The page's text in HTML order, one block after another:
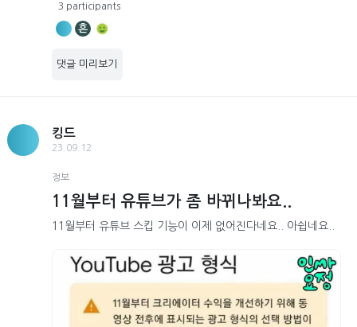
3 participants
흔
댓글 미리보기
킹드
23.09.12
정보
11월부터 유튜브가 좀 바뀌나봐요..
11월부터 유튜브 스킵 기능이 이제 없어진다네요.. 아쉽네요..